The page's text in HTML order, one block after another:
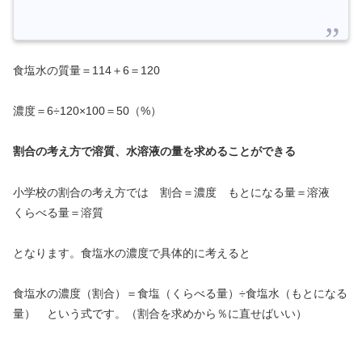
食塩水の質量＝114＋6＝120
濃度＝6÷120×100＝50（%）
割合の考え方で溶質、水溶液の量を求めることができる
小学校の割合の考え方では 割合＝濃度 もとになる量＝溶液
くらべる量＝溶質
となります。食塩水の濃度で具体的に考えると
食塩水の濃度（割合）＝食塩（くらべる量）÷食塩水（もとになる
量） という式です。（割合を求めから％に直せばいい）